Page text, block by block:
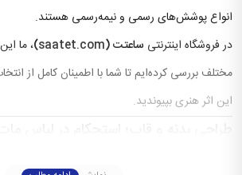
انواع پوشش‌های رسمی و نیمه‌رسمی هستند.
در فروشگاه اینترنتی ساعتت (saatet.com
)، ما
مختلف بررسی کرده‌ایم تا شما با اطمینان کامل از
این اثر هنری بپیوندید.